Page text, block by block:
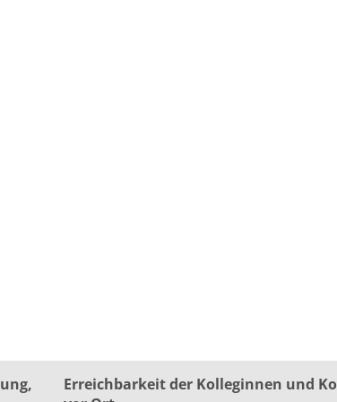
Erreichbarkeit der Kolleginnen und